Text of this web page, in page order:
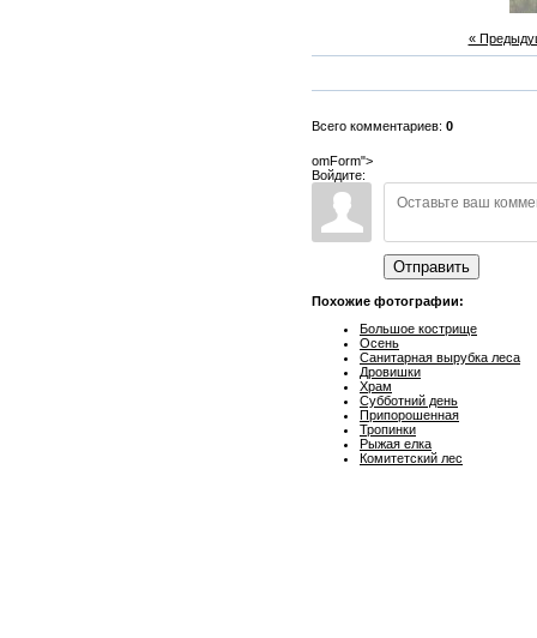
«
Всего комментариев: 0
omForm">
Войдите:
Отправить
Похожие фотографии:
Большое кострище
Осень
Санитарная вырубка леса
Дровишки
Храм
Субботний день
Припорошенная
Тропинки
Рыжая елка
Комитетский лес